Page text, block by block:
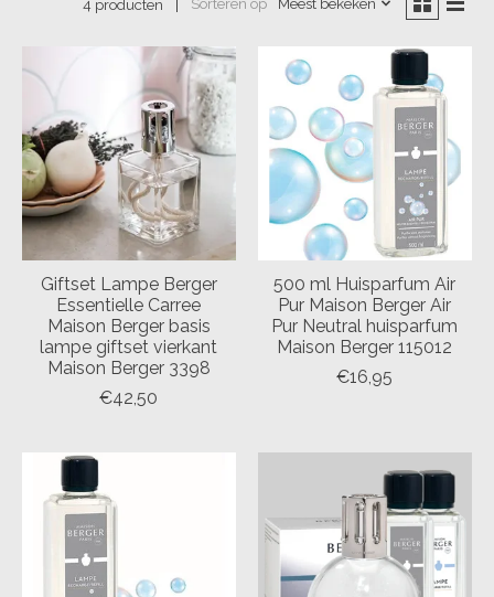
4 producten
Giftset Lampe Berger
Essentielle Carree
Maison Berger basis
lampe giftset vierkant
Maison Berger 3398
€42,50
500 ml Huisparfum Air
Pur Maison Berger Air
Pur Neutral huisparfum
Maison Berger 115012
€16,95